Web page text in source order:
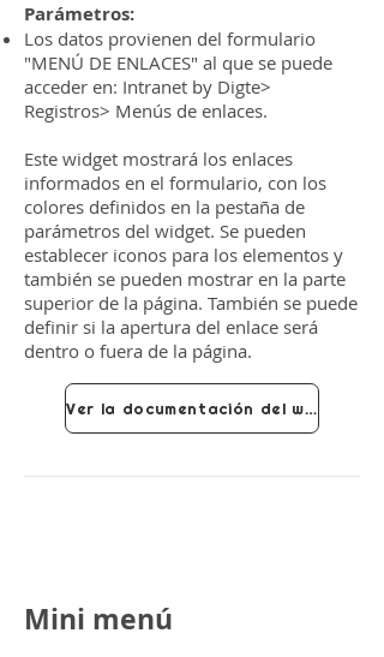
Parámetros:
Los datos provienen del formulario
"MENÚ DE ENLACES" al que se puede
acceder en: Intranet by Digte>
Registros> Menús de enlaces.
Este widget mostrará los enlaces
informados en el formulario, con los
colores definidos en la pestaña de
parámetros del widget. Se pueden
establecer iconos para los elementos y
también se pueden mostrar en la parte
superior de la página. También se puede
definir si la apertura del enlace será
dentro o fuera de la página.
Ver la documentación del widget
Mini menú